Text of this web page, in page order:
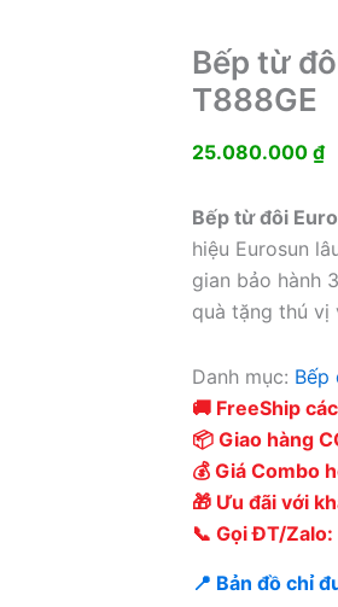
Bếp từ
T888GE
25.080.000 ₫
Bếp từ đôi
hiệu Eurosun
gian bảo hành
quà tặng thú vị
Danh mục: Bếp
🚚 FreeShip
📦 Giao hàng
💰 Giá Combo
🎁 Ưu đãi với
📞 Gọi ĐT/Zalo:
📍 Bản đồ chỉ